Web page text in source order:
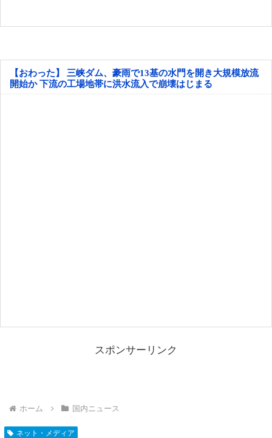
【おわった】 三峡ダム、豪雨で13基の水門を開き大規模放流
開始か 下流の工場地帯に洪水流入で崩壊はじまる
スポンサーリンク
ホーム 国内ニュース
ネット・メディア